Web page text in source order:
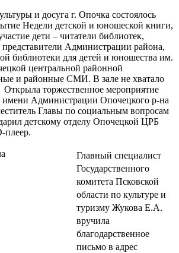
и досуга г. Опочка состоялось
Недели детской и юношеской книги,
дети – читатели библиотек,
представители Администрации района,
библиотеки для детей и юношества им.
центральной районной
и районные СМИ. В зале не хватало
торжественное мероприятие
Администрации Опочецкого р-на
Главы по социальным вопросам
детскому отделу Опочецкой ЦРБ
плеер.
Главный специалист
Государственного
комитета Псковской
области по культуре и
туризму Жукова Е.А.
вручила
благодарственное
письмо в адрес